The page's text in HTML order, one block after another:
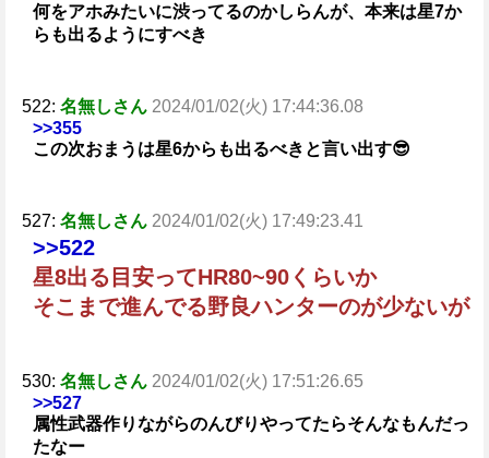
何をアホみたいに渋ってるのかしらんが、本来は星7か
らも出るようにすべき
522: 名無しさん 2024/01/02(火) 17:44:36.08
>>355
この次おまうは星6からも出るべきと言い出す😎
527: 名無しさん 2024/01/02(火) 17:49:23.41
>>522
星8出る目安ってHR80~90くらいか
そこまで進んでる野良ハンターのが少ないが
530: 名無しさん 2024/01/02(火) 17:51:26.65
>>527
属性武器作りながらのんびりやってたらそんなもんだっ
たなー